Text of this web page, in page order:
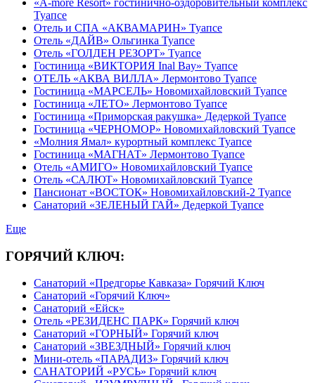
Туапсе
Отель и СПА «АКВАМАРИН» Туапсе
Отель «ДАЙВ» Ольгинка Туапсе
Отель «ГОЛДЕН РЕЗОРТ» Туапсе
Гостиница «ВИКТОРИЯ Inal Bay» Туапсе
ОТЕЛЬ «АКВА ВИЛЛА» Лермонтово Туапсе
Гостиница «МАРСЕЛЬ» Новомихайловский Туапсе
Гостиница «ЛЕТО» Лермонтово Туапсе
Гостиница «Приморская ракушка» Дедеркой Туапсе
Гостиница «ЧЕРНОМОР» Новомихайловский Туапсе
«Молния Ямал» курортный комплекс Туапсе
Гостиница «МАГНАТ» Лермонтово Туапсе
Отель «АМИГО» Новомихайловский Туапсе
Отель «САЛЮТ» Новомихайловский Туапсе
Пансионат «ВОСТОК» Новомихайловский-2 Туапсе
Санаторий «ЗЕЛЕНЫЙ ГАЙ» Дедеркой Туапсе
Еще
ГОРЯЧИЙ КЛЮЧ:
Санаторий «Предгорье Кавказа» Горячий Ключ
Санаторий «Горячий Ключ»
Санаторий «Ейск»
Отель «РЕЗИДЕНС ПАРК» Горячий ключ
Санаторий «ГОРНЫЙ» Горячий ключ
Санаторий «ЗВЕЗДНЫЙ» Горячий ключ
Мини-отель «ПАРАДИЗ» Горячий ключ
САНАТОРИЙ «РУСЬ» Горячий ключ